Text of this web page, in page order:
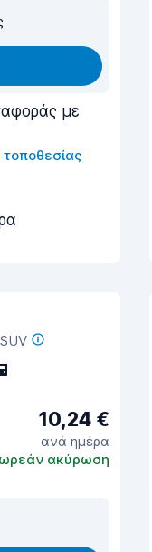
με
10,24 €
ανά ημέρα
ακύρωση